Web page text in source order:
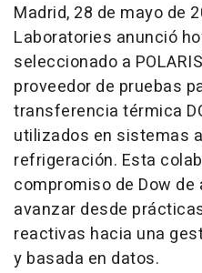
Madrid, 28 de mayo de
Laboratories anunció
seleccionado a
proveedor de pruebas
transferencia térmica
utilizados en sistemas
refrigeración. Esta
compromiso de Dow
avanzar desde
reactivas hacia una
y basada en datos.